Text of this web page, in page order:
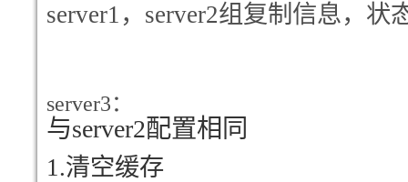
server1 ，server2组复制信息，状
server3：
与server2配置相同
1.清空缓存